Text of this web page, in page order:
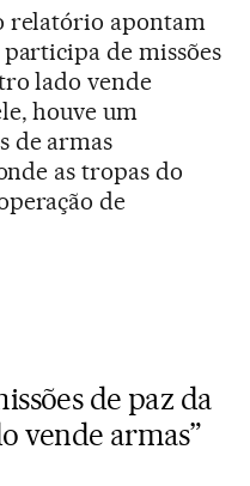
relatório apontam
de missões
lado vende
houve um
de armas
as tropas do
de
de paz da
vende armas”